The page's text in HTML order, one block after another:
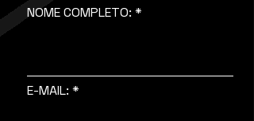
NOME COMPLETO:
E-MAIL: